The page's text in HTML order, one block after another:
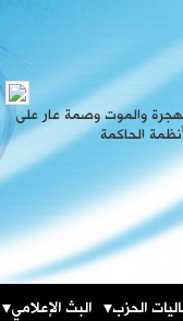
والموت وصمة عار على
الحاكمة
الحزب البث الإعلامي